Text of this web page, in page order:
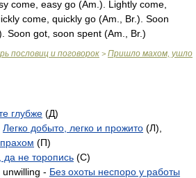
come, easy go (Am. ). Lightly come,
come, quickly go (Am. Br.). Soon
Soon got, soon spent (Am. Br.)
пословиц и поговорок > Пришло махом, ушло
глубже (Д)
Легко добыто, легко и прожито (Л),
(П)
не торопись (C)
unwilling - Без охоты неспоро у работы